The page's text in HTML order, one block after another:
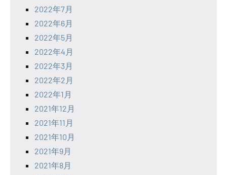
2022年7月
2022年6月
2022年5月
2022年4月
2022年3月
2022年2月
2022年1月
2021年12月
2021年11月
2021年10月
2021年9月
2021年8月